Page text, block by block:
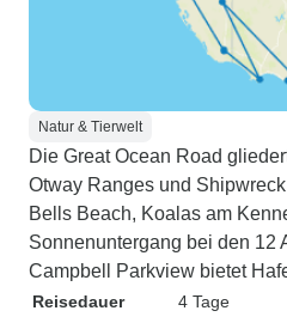
Natur & Tierwelt
Die Great Ocean Road
Otway Ranges und
Bells Beach, Koalas am
Sonnenuntergang bei den 12
Campbell Parkview bietet
Reisedauer
4 Tage